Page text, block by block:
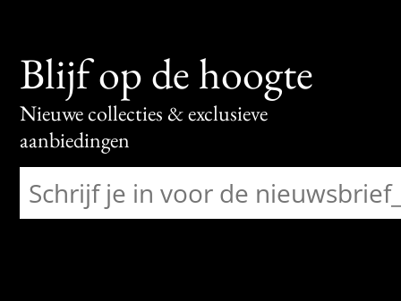
Blijf op de hoogte
Nieuwe collecties & exclusieve
aanbiedingen